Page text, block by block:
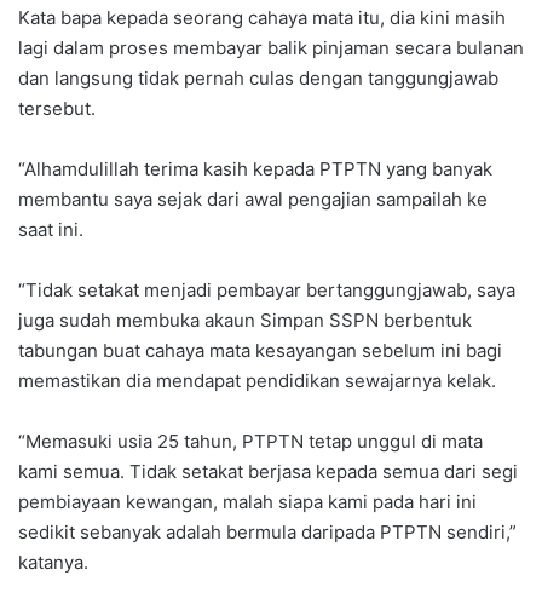
Kata bapa kepada seorang cahaya mata itu, dia kini masih
lagi dalam proses membayar balik pinjaman secara bulanan
dan langsung tidak pernah culas dengan tanggungjawab
tersebut.
“Alhamdulillah terima kasih kepada PTPTN yang banyak
membantu saya sejak dari awal pengajian sampailah ke
saat ini.
“Tidak setakat menjadi pembayar bertanggungjawab, saya
juga sudah membuka akaun Simpan SSPN berbentuk
tabungan buat cahaya mata kesayangan sebelum ini bagi
memastikan dia mendapat pendidikan sewajarnya kelak.
“Memasuki usia 25 tahun, PTPTN tetap unggul di mata
kami semua. Tidak setakat berjasa kepada semua dari segi
pembiayaan kewangan, malah siapa kami pada hari ini
sedikit sebanyak adalah bermula daripada PTPTN sendiri,”
katanya.